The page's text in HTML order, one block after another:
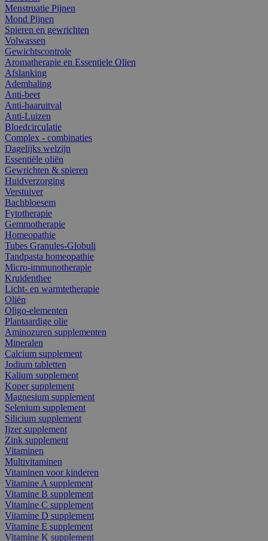
Menstruatie Pijnen
Mond Pijnen
Spieren en gewrichten
Volwassen
Gewichtscontrole
Aromatherapie en Essentiele Olien
Afslanking
Ademhaling
Anti-beet
Anti-haaruitval
Anti-Luizen
Bloedcirculatie
Complex - combinaties
Dagelijks welzijn
Essentiële oliën
Gewrichten & spieren
Huidverzorging
Verstuiver
Bachbloesem
Fytotherapie
Gemmotherapie
Homeopathie
Tubes Granules-Globuli
Tandpasta homeopathie
Micro-immunotherapie
Kruidenthee
Licht- en warmtetherapie
Oliën
Oligo-elementen
Plantaardige olie
Aminozuren supplementen
Mineralen
Calcium supplement
Jodium tabletten
Kalium supplement
Koper supplement
Magnesium supplement
Selenium supplement
Silicium supplement
Ijzer supplement
Zink supplement
Vitaminen
Multivitaminen
Vitaminen voor kinderen
Vitamine A supplement
Vitamine B supplement
Vitamine C supplement
Vitamine D supplement
Vitamine E supplement
Vitamine K supplement